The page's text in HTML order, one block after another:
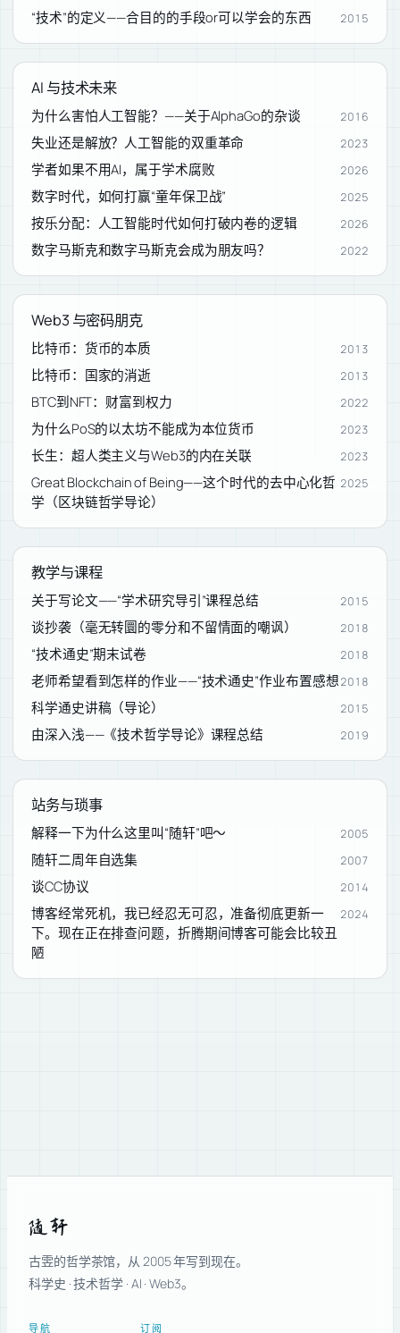
“技术”的定义——合目的的手段or可以学会的东西 2015
AI 与技术未来
为什么害怕人工智能？——关于AlphaGo的杂谈 2016
失业还是解放？人工智能的双重革命 2023
学者如果不用AI，属于学术腐败 2026
数字时代，如何打赢“童年保卫战” 2025
按乐分配：人工智能时代如何打破内卷的逻辑 2026
数字马斯克和数字马斯克会成为朋友吗？ 2022
Web3 与密码朋克
比特币：货币的本质 2013
比特币：国家的消逝 2013
BTC到NFT：财富到权力 2022
为什么PoS的以太坊不能成为本位货币 2023
长生：超人类主义与Web3的内在关联 2023
Great Blockchain of Being——这个时代的去中心化哲
学（区块链哲学导论）
2025
教学与课程
关于写论文——“学术研究导引”课程总结 2015
谈抄袭（毫无转圜的零分和不留情面的嘲讽） 2018
“技术通史”期末试卷 2018
老师希望看到怎样的作业——“技术通史”作业布置感想2018
科学通史讲稿（导论） 2015
由深入浅——《技术哲学导论》课程总结 2019
站务与琐事
解释一下为什么这里叫“随轩”吧～ 2005
随轩二周年自选集 2007
谈CC协议 2014
博客经常死机，我已经忍无可忍，准备彻底更新一
下。现在正在排查问题，折腾期间博客可能会比较丑
陋
2024
随轩
古雴的哲学茶馆，从 2005 年写到现在。
科学史 · 技术哲学 · AI · Web3。
导航 订阅